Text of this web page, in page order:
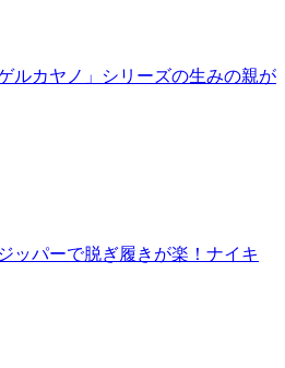
ルカヤノ」シリーズの生みの親が
ッパーで脱ぎ履きが楽！ナイキ